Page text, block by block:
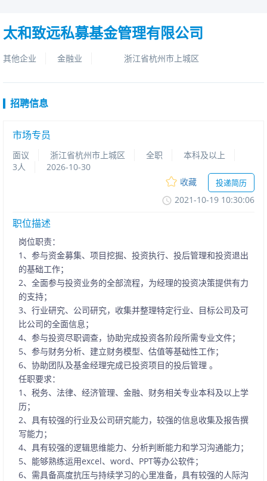
太和致远私募基金管理有限公司
其他企业 金融业 浙江省杭州市上城区
招聘信息
市场专员
面议 浙江省杭州市上城区 全职
本科及以上
3人
2026-10-30
收藏
投递简历
2021-10-1910:30:06
职位描述
岗位职责：
1、参与资金募集、项目挖掘、投资执行、投后管理和投资退出
的基础工作；
2、全面参与投资业务的全部流程，为经理的投资决策提供有力
的支持；
3、行业研究、公司研究，收集并整理特定行业、目标公司及可
比公司的全面信息；
4、参与投资尽职调查，协助完成投资各阶段所需专业文件；
5、参与财务分析、建立财务模型、估值等基础性工作；
6、协助团队及基金经理完成已投资项目的投后管理。
任职要求：
1、税务、法律、经济管理、金融、财务相关专业本科及以上学
历；
2、具有较强的行业及公司研究能力，较强的信息收集及报告撰
写能力；
4、具有较强的逻辑思维能力、分析判断能力和学习沟通能力；
5、能够熟练运用excel、word、PPT等办公软件；
6、需具备高度抗压与持续学习的心里准备，具有较强的人际沟